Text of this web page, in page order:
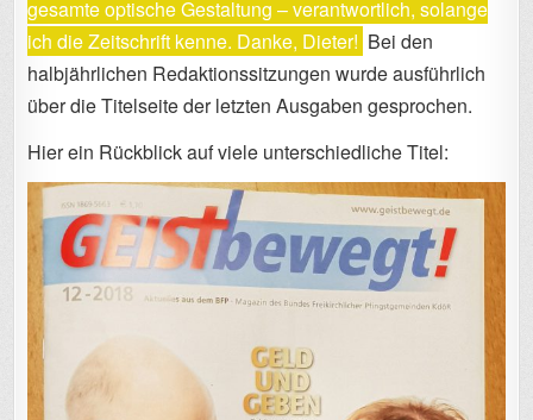
gesamte optische Gestaltung – verantwortlich, solange
ich die Zeitschrift kenne. Danke, Dieter! Bei den
halbjährlichen Redaktionssitzungen wurde ausführlich
über die Titelseite der letzten Ausgaben gesprochen.
Hier ein Rückblick auf viele unterschiedliche Titel: